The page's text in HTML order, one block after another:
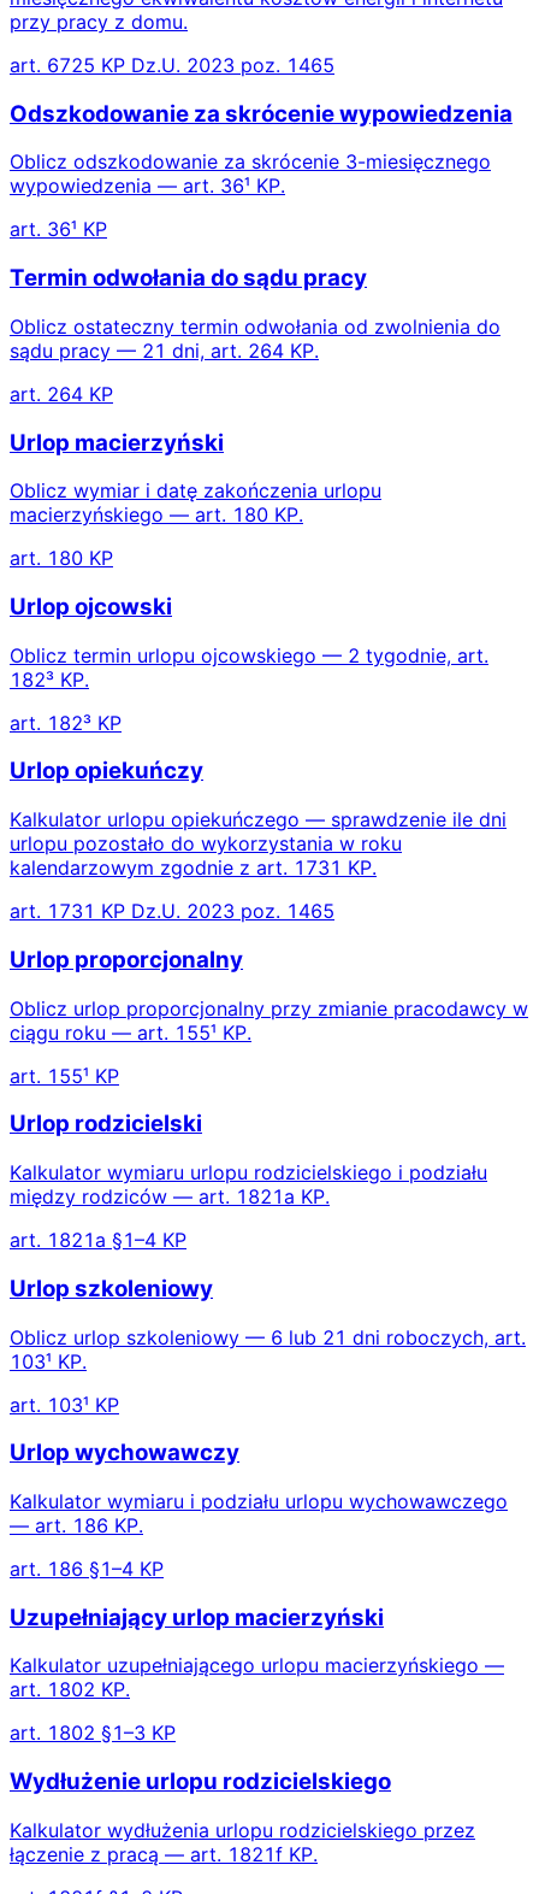
przy pracy z domu.
art. 6725 KP Dz.U. 2023 poz. 1465
Odszkodowanie za skrócenie wypowiedzenia
Oblicz odszkodowanie za skrócenie 3-miesięcznego
wypowiedzenia — art. 36¹ KP.
art. 36¹ KP
Termin odwołania do sądu pracy
Oblicz ostateczny termin odwołania od zwolnienia do
sądu pracy — 21 dni, art. 264 KP.
art. 264 KP
Urlop macierzyński
Oblicz wymiar i datę zakończenia urlopu
macierzyńskiego — art. 180 KP.
art. 180 KP
Urlop ojcowski
Oblicz termin urlopu ojcowskiego — 2 tygodnie, art.
182³ KP.
art. 182³ KP
Urlop opiekuńczy
Kalkulator urlopu opiekuńczego — sprawdzenie ile dni
urlopu pozostało do wykorzystania w roku
kalendarzowym zgodnie z art. 1731 KP.
art. 1731 KP Dz.U. 2023 poz. 1465
Urlop proporcjonalny
Oblicz urlop proporcjonalny przy zmianie pracodawcy w
ciągu roku — art. 155¹ KP.
art. 155¹ KP
Urlop rodzicielski
Kalkulator wymiaru urlopu rodzicielskiego i podziału
między rodziców — art. 1821a KP.
art. 1821a §1–4 KP
Urlop szkoleniowy
Oblicz urlop szkoleniowy — 6 lub 21 dni roboczych, art.
103¹ KP.
art. 103¹ KP
Urlop wychowawczy
Kalkulator wymiaru i podziału urlopu wychowawczego
— art. 186 KP.
art. 186 §1–4 KP
Uzupełniający urlop macierzyński
Kalkulator uzupełniającego urlopu macierzyńskiego —
art. 1802 KP.
art. 1802 §1–3 KP
Wydłużenie urlopu rodzicielskiego
Kalkulator wydłużenia urlopu rodzicielskiego przez
łączenie z pracą — art. 1821f KP.